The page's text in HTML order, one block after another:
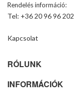
Rendelés információ:
Tel: +36 20 96 96 202
Kapcsolat
RÓLUNK
INFORMÁCIÓK